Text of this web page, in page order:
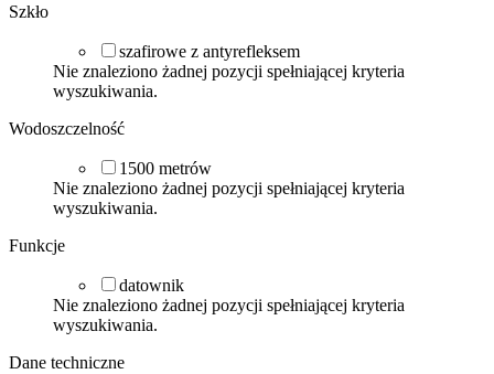
Szkło
szafirowe z antyrefleksem
Nie znaleziono żadnej pozycji spełniającej kryteria
wyszukiwania.
Wodoszczelność
1500 metrów
Nie znaleziono żadnej pozycji spełniającej kryteria
wyszukiwania.
Funkcje
datownik
Nie znaleziono żadnej pozycji spełniającej kryteria
wyszukiwania.
Dane techniczne